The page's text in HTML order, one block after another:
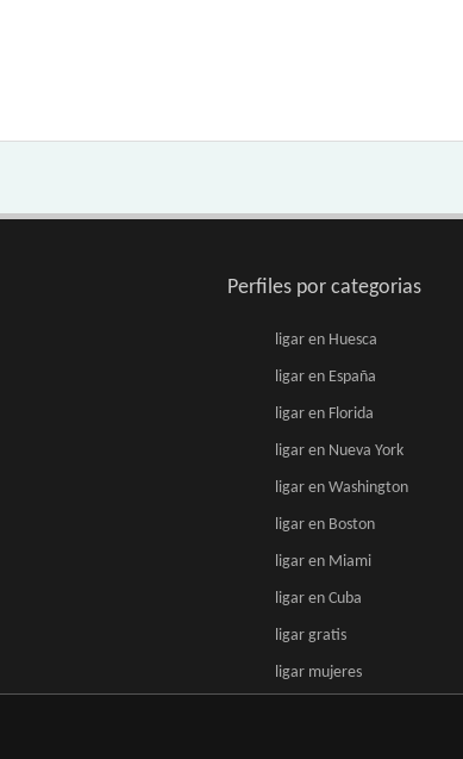
Perfiles por categorias
ligar en Huesca
ligar en España
ligar en Florida
ligar en Nueva York
ligar en Washington
ligar en Boston
ligar en Miami
ligar en Cuba
ligar gratis
ligar mujeres